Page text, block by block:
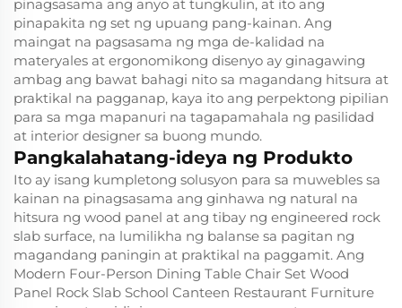
pinagsasama ang anyo at tungkulin, at ito ang
pinapakita ng set ng upuang pang-kainan. Ang
maingat na pagsasama ng mga de-kalidad na
materyales at ergonomikong disenyo ay ginagawing
ambag ang bawat bahagi nito sa magandang hitsura at
praktikal na pagganap, kaya ito ang perpektong pipilian
para sa mga mapanuri na tagapamahala ng pasilidad
at interior designer sa buong mundo.
Pangkalahatang-ideya ng Produkto
Ito ay isang kumpletong solusyon para sa muwebles sa
kainan na pinagsasama ang ginhawa ng natural na
hitsura ng wood panel at ang tibay ng engineered rock
slab surface, na lumilikha ng balanse sa pagitan ng
magandang paningin at praktikal na paggamit. Ang
Modern Four-Person Dining Table Chair Set Wood
Panel Rock Slab School Canteen Restaurant Furniture